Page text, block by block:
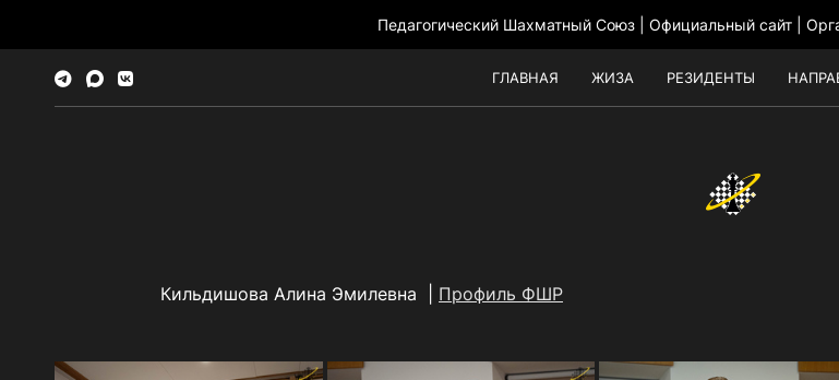
ГЛАВНАЯ ЖИЗА РЕЗИДЕНТЫ
Кильдишова Алина Эмилевна | Профиль ФШР
Педагогический Шахматный Союз | Официальный сайт |